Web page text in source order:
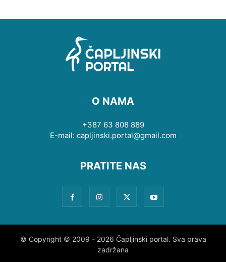
O NAMA
+387 63 808 889
E-mail: capljinski.portal@gmail.com
PRATITE NAS
© Copyright © 2009 - 2026 Čapljinski portal. Sva prava
zadržana